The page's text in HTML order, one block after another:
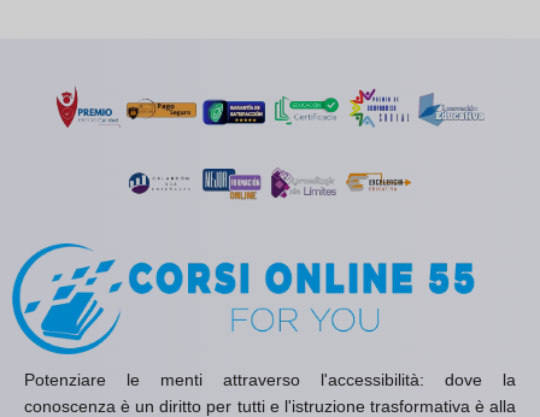
Potenziare le menti attraverso l'accessibilità: dove la
conoscenza è un diritto per tutti e l'istruzione trasformativa è alla